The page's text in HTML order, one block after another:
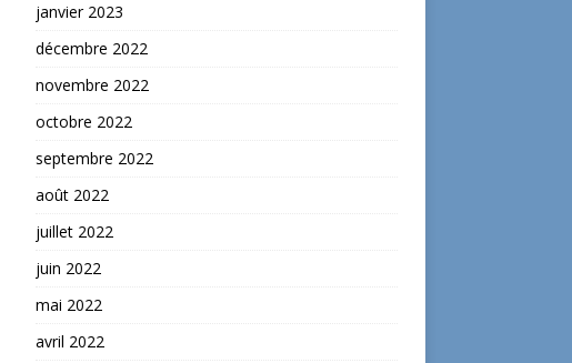
janvier 2023
décembre 2022
novembre 2022
octobre 2022
septembre 2022
août 2022
juillet 2022
juin 2022
mai 2022
avril 2022